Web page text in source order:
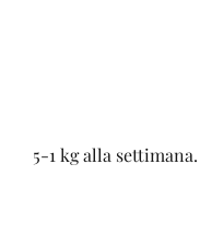
5-1 kg alla settimana.